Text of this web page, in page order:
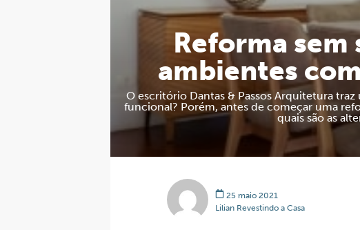
Reforma sem
ambientes
O escritório Dantas & Passos Arquitetura
funcional? Porém, antes de começar uma
quais são as
25 maio 2021
Lilian Revestindo a Casa